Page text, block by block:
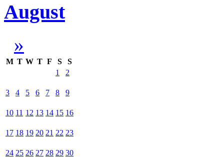
August
»
M T W T F S
S
1
2
3 4 5 6 7 8 9
10 11 12 13 14 15 16
17 18 19 20 21 22 23
24 25 26 27 28 29 30